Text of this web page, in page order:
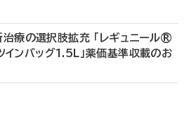
療の選択肢拡充 「レギュニール®
ンバッグ1.5L」薬価基準収載のお